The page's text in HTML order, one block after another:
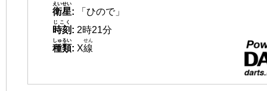
衛星
えいせい
:
「ひので」
時刻
じこく
: 2時21分
種類
しゅるい
: X線
せん